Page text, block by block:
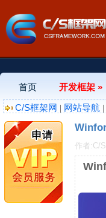
首页 开发框架 »
C/S框架网 | 网站导航 |
作者:C/